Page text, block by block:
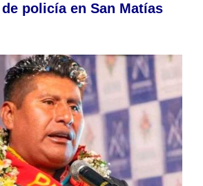
policía en San Matías